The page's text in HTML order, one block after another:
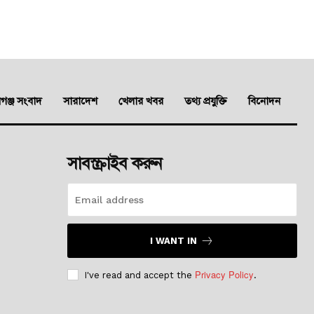
সংবাদ সারাদেশ খেলার খবর তথ্য প্রযুক্তি বিনোদন
সাবস্ক্রাইব করুন
I WANT IN
I've read and accept the Privacy Policy.